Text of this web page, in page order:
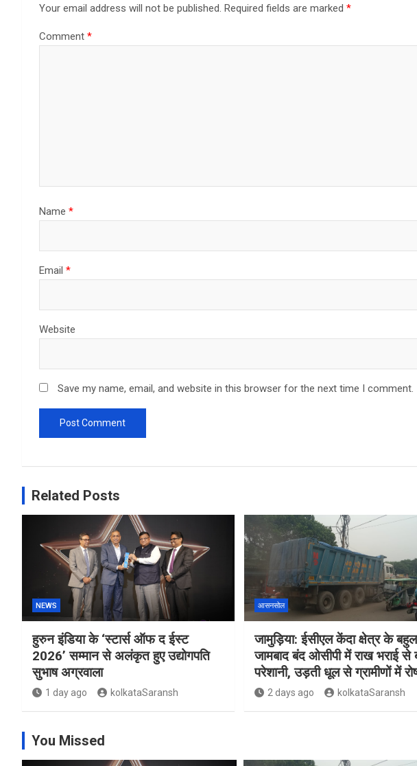
Your email address will not be published. Required fields are marked *
Comment *
Name *
Email *
Website
Save my name, email, and website in this browser for the next time I comment.
Related Posts
NEWS
हुरुन इंडिया के ‘स्टार्स ऑफ द ईस्ट
2026’ सम्मान से अलंकृत हुए उद्योगपति
सुभाष अग्रवाला
1 day ago kolkataSaransh
आसनसोल
जामुड़िया: ईसीएल केंदा क्षेत्र के
जामबाद बंद ओसीपी में राख भराई से
परेशानी, उड़ती धूल से ग्रामीणों में
2 days ago kolkataSaransh
You Missed